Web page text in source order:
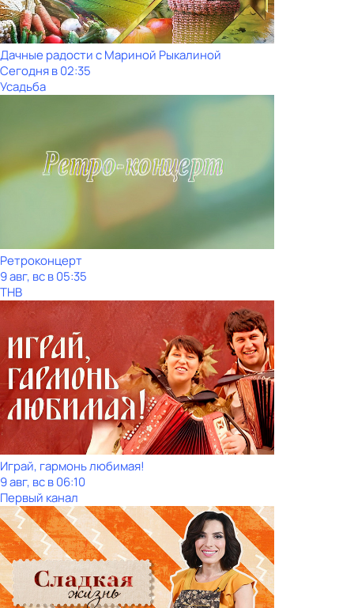
Дачные радости с Мариной Рыкалиной
Сегодня в 02:35
Усадьба
Ретроконцерт
9 авг, вс в 05:35
ТНВ
Играй, гармонь любимая!
9 авг, вс в 06:10
Первый канал